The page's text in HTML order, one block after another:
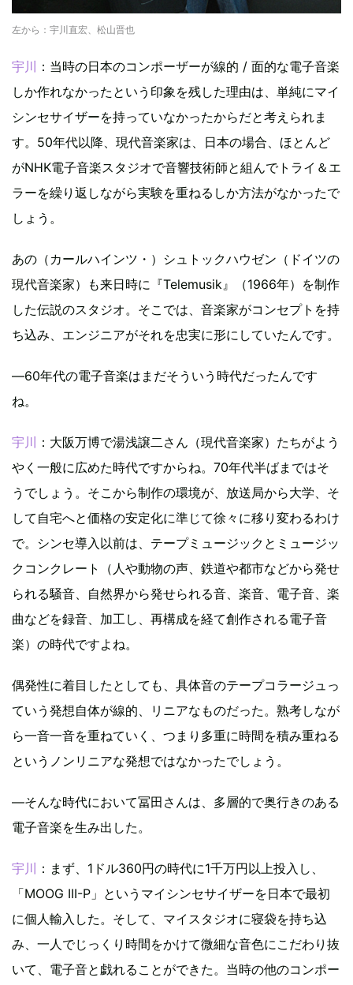
左から：宇川直宏、松山晋也
宇川
：当時の日本のコンポーザーが線的 / 面的な電子音楽
しか作れなかったという印象を残した理由は、単純にマイ
シンセサイザーを持っていなかったからだと考えられま
す。50年代以降、現代音楽家は、日本の場合、ほとんど
がNHK電子音楽スタジオで音響技術師と組んでトライ＆エ
ラーを繰り返しながら実験を重ねるしか方法がなかったで
しょう。
あの（カールハインツ・）シュトックハウゼン（ドイツの
現代音楽家）も来日時に『Telemusik』（1966年）を制作
した伝説のスタジオ。そこでは、音楽家がコンセプトを持
ち込み、エンジニアがそれを忠実に形にしていたんです。
―60年代の電子音楽はまだそういう時代だったんです
ね。
宇川
：大阪万博で湯浅譲二さん（現代音楽家）たちがよう
やく一般に広めた時代ですからね。70年代半ばまではそ
うでしょう。そこから制作の環境が、放送局から大学、そ
して自宅へと価格の安定化に準じて徐々に移り変わるわけ
で。シンセ導入以前は、テープミュージックとミュージッ
クコンクレート（人や動物の声、鉄道や都市などから発せ
られる騒音、自然界から発せられる音、楽音、電子音、楽
曲などを録音、加工し、再構成を経て創作される電子音
楽）の時代ですよね。
偶発性に着目したとしても、具体音のテープコラージュっ
ていう発想自体が線的、リニアなものだった。熟考しなが
ら一音一音を重ねていく、つまり多重に時間を積み重ねる
というノンリニアな発想ではなかったでしょう。
―そんな時代において冨田さんは、多層的で奥行きのある
電子音楽を生み出した。
宇川
：まず、1ドル360円の時代に1千万円以上投入し、
「MOOG III-P」というマイシンセサイザーを日本で最初
に個人輸入した。そして、マイスタジオに寝袋を持ち込
み、一人でじっくり時間をかけて微細な音色にこだわり抜
いて、電子音と戯れることができた。当時の他のコンポー